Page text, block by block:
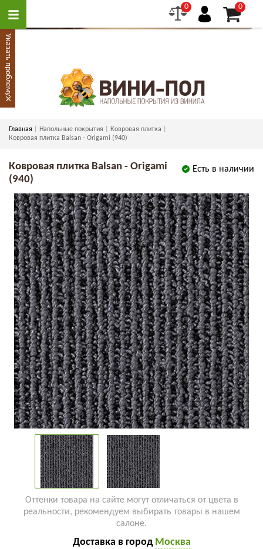
0 0
Главная Напольные покрытия
Ковровая плитка
Ковровая плитка Balsan - Origami (940)
Есть в наличии
Ковровая плитка Balsan - Origami
(940)
Оттенки товара на сайте могут отличаться от цвета в
реальности, рекомендуем выбирать товары в нашем
салоне.
Доставка в город Москва
Указать проблему
×